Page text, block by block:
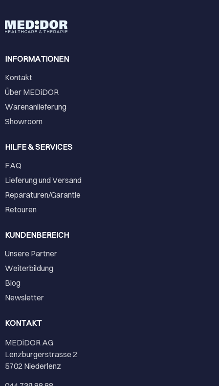
INFORMATIONEN
Kontakt
Über MEDiDOR
Warenanlieferung
Showroom
HILFE & SERVICES
FAQ
Lieferung und Versand
Reparaturen/Garantie
Retouren
KUNDENBEREICH
Unsere Partner
Weiterbildung
Blog
Newsletter
KONTAKT
MEDiDOR AG
Lenzburgerstrasse 2
5702 Niederlenz